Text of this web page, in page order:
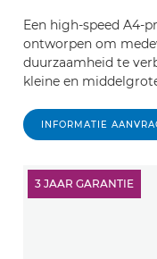
Een high-speed A4-
ontworpen om
duurzaamheid te
kleine en
INFORMATIE
3 JAAR GARANTIE